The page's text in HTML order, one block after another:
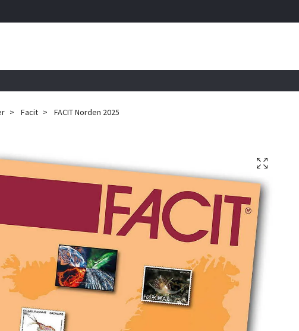
Facit FACIT Norden 2025